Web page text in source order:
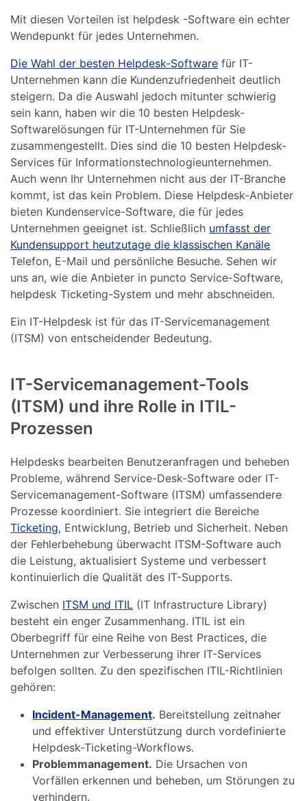
Mit diesen Vorteilen ist helpdesk -Software ein echter
Wendepunkt für jedes Unternehmen.
Die Wahl der besten Helpdesk-Software für IT-
Unternehmen kann die Kundenzufriedenheit deutlich
steigern. Da die Auswahl jedoch mitunter schwierig
sein kann, haben wir die 10 besten Helpdesk-
Softwarelösungen für IT-Unternehmen für Sie
zusammengestellt. Dies sind die 10 besten Helpdesk-
Services für Informationstechnologieunternehmen.
Auch wenn Ihr Unternehmen nicht aus der IT-Branche
kommt, ist das kein Problem. Diese Helpdesk-Anbieter
bieten Kundenservice-Software, die für jedes
Unternehmen geeignet ist. Schließlich umfasst der
Kundensupport heutzutage die klassischen Kanäle
Telefon, E-Mail und persönliche Besuche. Sehen wir
uns an, wie die Anbieter in puncto Service-Software,
helpdesk Ticketing-System und mehr abschneiden.
Ein IT-Helpdesk ist für das IT-Servicemanagement
(ITSM) von entscheidender Bedeutung.
IT-Servicemanagement-Tools
(ITSM) und ihre Rolle in ITIL-
Prozessen
Helpdesks bearbeiten Benutzeranfragen und beheben
Probleme, während Service-Desk-Software oder IT-
Servicemanagement-Software (ITSM) umfassendere
Prozesse koordiniert. Sie integriert die Bereiche
Ticketing, Entwicklung, Betrieb und Sicherheit. Neben
der Fehlerbehebung überwacht ITSM-Software auch
die Leistung, aktualisiert Systeme und verbessert
kontinuierlich die Qualität des IT-Supports.
Zwischen ITSM und ITIL (IT Infrastructure Library)
besteht ein enger Zusammenhang. ITIL ist ein
Oberbegriff für eine Reihe von Best Practices, die
Unternehmen zur Verbesserung ihrer IT-Services
befolgen sollten. Zu den spezifischen ITIL-Richtlinien
gehören:
Incident-Management. Bereitstellung zeitnaher
und effektiver Unterstützung durch vordefinierte
Helpdesk-Ticketing-Workflows.
Problemmanagement. Die Ursachen von
Vorfällen erkennen und beheben, um Störungen zu
verhindern.